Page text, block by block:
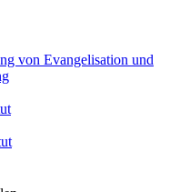
von Evangelisation und